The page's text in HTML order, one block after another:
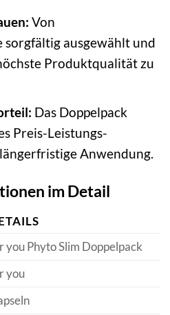
Von
sorgfältig ausgewählt und
Produktqualität zu
Das Doppelpack
Preis-Leistungs-
Anwendung.
im Detail
you Phyto Slim Doppelpack
you